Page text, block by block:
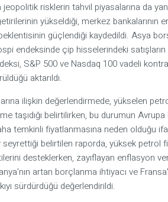
risklerin tahvil piyasalarına da
yükseldiği, merkez bankalarının
güçlendiği kaydedildi. Asya
endeksinde çip hisselerindeki
S&P 500 ve Nasdaq 100 vadeli
aktarıldı.
ilişkin değerlendirmede, yükselen
taşıdığı belirtilirken, bu durumun
temkinli fiyatlanmasına neden olduğu
seyrettiği belirtilen raporda, yüksek petrol
desteklerken, zayıflayan enflasyon
artan borçlanma ihtiyacı ve
sürdürdüğü değerlendirildi.